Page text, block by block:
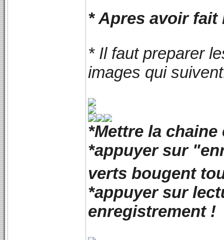
* Apres avoir
* Il faut preparer
images qui
*Mettre la chaine
*appuyer sur
verts bougent
*appuyer sur
enregistrement !